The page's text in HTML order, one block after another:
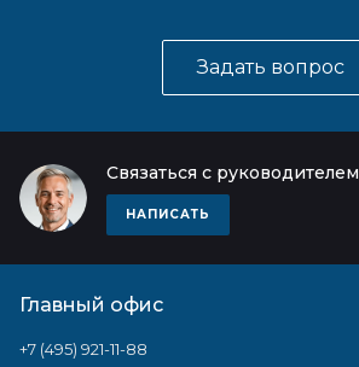
Задать вопрос
Связаться с руководителем
НАПИСАТЬ
Главный офис
+7 (495) 921-11-88